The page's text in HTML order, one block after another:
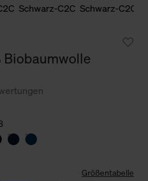
Biobaumwolle
Größentabelle